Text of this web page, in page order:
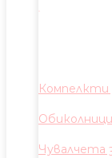
Компелкти
Обиколници
Чувалчета